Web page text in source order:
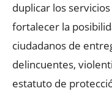
duplicar los
fortalecer la
ciudadanos de
delincuentes,
estatuto de